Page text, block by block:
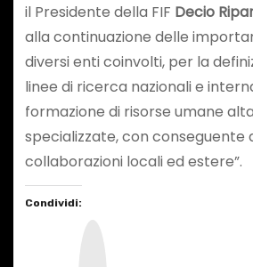
il Presidente della FIF Decio
alla continuazione delle
diversi enti coinvolti, per la
linee di ricerca nazionali e
formazione di risorse umane
specializzate, con conseguente
collaborazioni locali ed estere”.
Condividi: